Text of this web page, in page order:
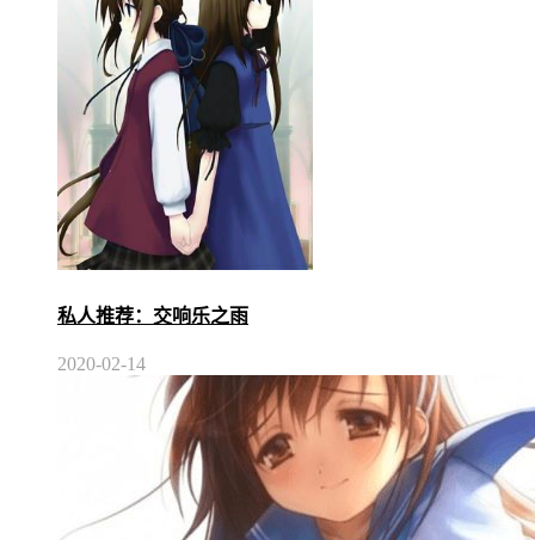
私人推荐：交响乐之雨
2020-02-14